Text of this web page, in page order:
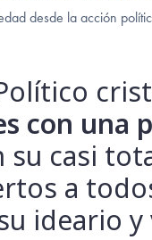
desde la acción
con una
su casi
a
ideario y